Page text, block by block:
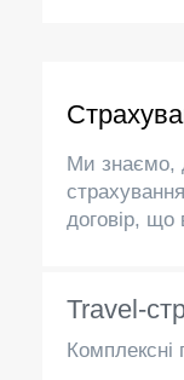
Ми знаємо,
договір, що
Travel-